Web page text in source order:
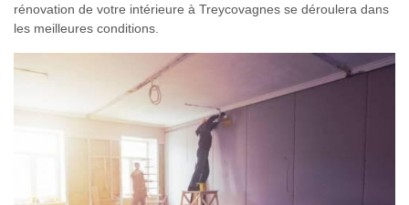
rénovation de votre intérieure à Treycovagnes se déroulera dans
les meilleures conditions.